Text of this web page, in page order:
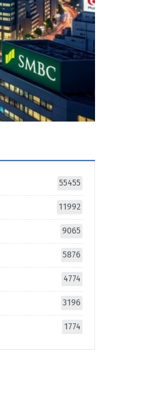
55455
11992
9065
5876
4774
3196
1774